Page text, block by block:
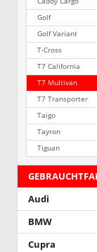
Golf
Golf Variant
T-Cross
T7 California
T7 Multivan
T7 Transporter
Taigo
Tayron
Tiguan
Audi
BMW
Cupra